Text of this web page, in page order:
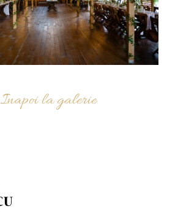
Inapoi la galerie